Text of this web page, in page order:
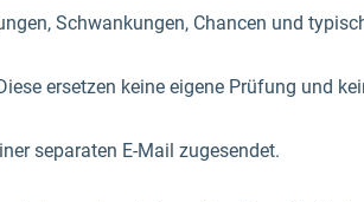
Schwankungen, Chancen und
ersetzen keine eigene Prüfung und
separaten E-Mail zugesendet.